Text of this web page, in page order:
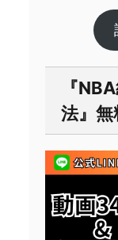
『
法』無